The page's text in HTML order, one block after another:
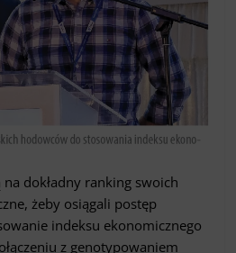
dokładny ranking swoich
żeby osiągali postęp
indeksu ekonomicznego
z genotypowaniem